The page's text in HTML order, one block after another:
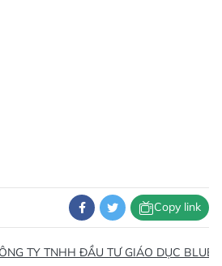
Copy link
TY TNHH ĐẦU TƯ GIÁO DỤC